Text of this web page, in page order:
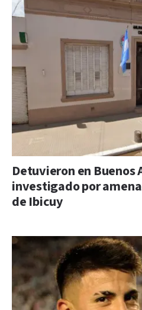
Detuvieron en Buenos
investigado por
de Ibicuy